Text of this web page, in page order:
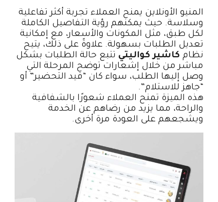
المنيو الأونلاين يمنح العملاء تجربة أكثر تفاعلية
وسلاسة. حيث يمكنهم رؤية التفاصيل الكاملة
لكل طبق، مثل المكونات والأسعار، مع إمكانية
تعديل الطلبات بسهولة. علاوةً على ذلك، يتيح
نظام كاشير كواليتي تتبع حالة الطلبات بشكل
مباشر من خلال إشعارات توضح المرحلة التي
وصل إليها الطلب، سواء كان “قيد التحضير” أو
“جاهز للاستلام”.
هذه الميزة تمنح العملاء شعورًا بالشفافية
والراحة، مما يزيد من رضاهم عن الخدمة
ويشجعهم على العودة مرة أخرى.